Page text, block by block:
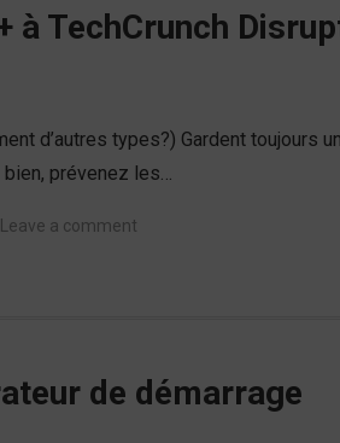
TechCrunch
d’autres types?) Gardent toujours
prévenez les…
Leave a comment
de démarrage